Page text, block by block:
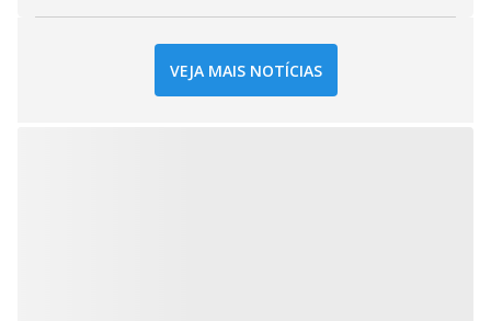
VEJA MAIS NOTÍCIAS